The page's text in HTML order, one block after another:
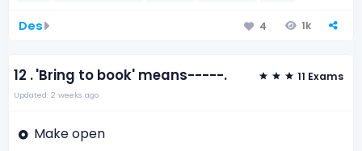
Des 4 1k
12 .'Bring to book' means-----. 11 Exams
Updated: 2 weeks ago
Make open